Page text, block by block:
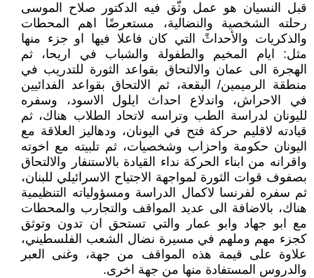
قبل النسيان هو عمل وثّق فيه الدكتور صلاح الموسى
رحلته الشخصية والنضالية، مستعرضًا اهم المحطات
والذكريات والأحداثً التي كان فاعلا فيها او جزء منها
مثل: ايام المخيم والطفولة والشباب في اريحا، ثم
الهجرة الى عمان والالتحاق بقواعد الثورة للتدريب في
منطقة الرميمين/ البقعة، ثم الالتحاق بقواعد الفدائيين
في الاحراش، واندلاع احداث ايلول الاسود، وسفره
لليونان لدراسة الطب وتراسه لاتحاد الطلاب هناك، ثم
قيادته لاقليم حركة فتح في اليونان، ودهاليز العلاقة مع
اليونان حكومة واحزاب وشخصيات، ثم تلبيته مع اخوته
واقرانه من ابناء الحركة نداء القيادة بالاستنفار والالتحاق
بصفوف قوات الثورة لمواجهة الاجتياح الاسرائيلي للبنان،
ثم سفره لفرنسا لاكمال الدراسة ومسؤولياته التنظيمية
هناك، بالاضافة الى عديد المواقف والتجارب والمحطات
مع ابو جهاد وابو عمار والتي تستحق ان تدون وتوثق
كجزء مهم وملهم في مسيرة نضال الشعب الفلسطيني،
علاوة على قيمة هذه المواقف من جهة، وغنى العبر
والدروس المستفادة منها من جهة اخرى.